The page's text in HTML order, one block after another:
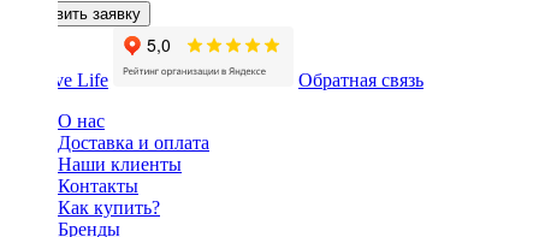
Оставить заявку
Обратная связь
О нас
Доставка и оплата
Наши клиенты
Контакты
Как купить?
Бренды